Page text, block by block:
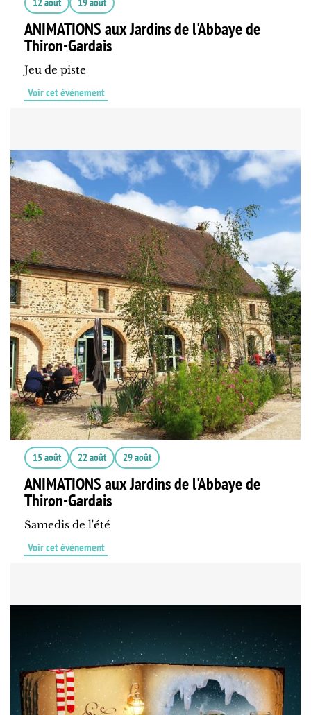
ANIMATIONS aux Jardins de l'Abbaye de
Thiron-Gardais
Jeu de piste
Voir cet événement
15 août 22 août 29 août
ANIMATIONS aux Jardins de l'Abbaye de
Thiron-Gardais
Samedis de l'été
Voir cet événement